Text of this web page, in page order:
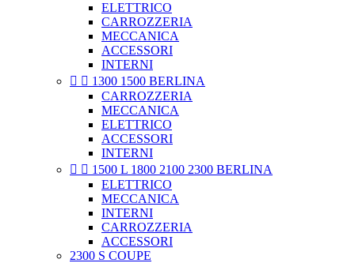
ELETTRICO
CARROZZERIA
MECCANICA
ACCESSORI
INTERNI
  1300 1500 BERLINA
CARROZZERIA
MECCANICA
ELETTRICO
ACCESSORI
INTERNI
  1500 L 1800 2100 2300 BERLINA
ELETTRICO
MECCANICA
INTERNI
CARROZZERIA
ACCESSORI
2300 S COUPE